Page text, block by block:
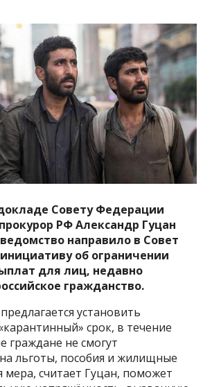
Совету Федерации
РФ Александр Гуцан
направило в Совет
об ограничении
для лиц, недавно
гражданство.
установить
срок, в течение
граждане не смогут
льготы, пособия и жилищные
мера, считает Гуцан, поможет